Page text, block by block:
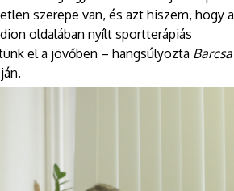
szerepe van, és azt hiszem, hogy a
oldalában nyílt sportterápiás
el a jövőben – hangsúlyozta Barcsa